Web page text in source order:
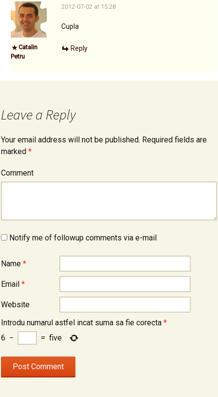
Catalin
Petru
2012-07-02 at 15:28
Cupla
Reply
Leave a Reply
Your email address will not be published. Required fields are
marked *
Comment
Notify me of followup comments via e-mail
Name *
Email *
Website
Introdu numarul astfel incat suma sa fie corecta *
6 − = five